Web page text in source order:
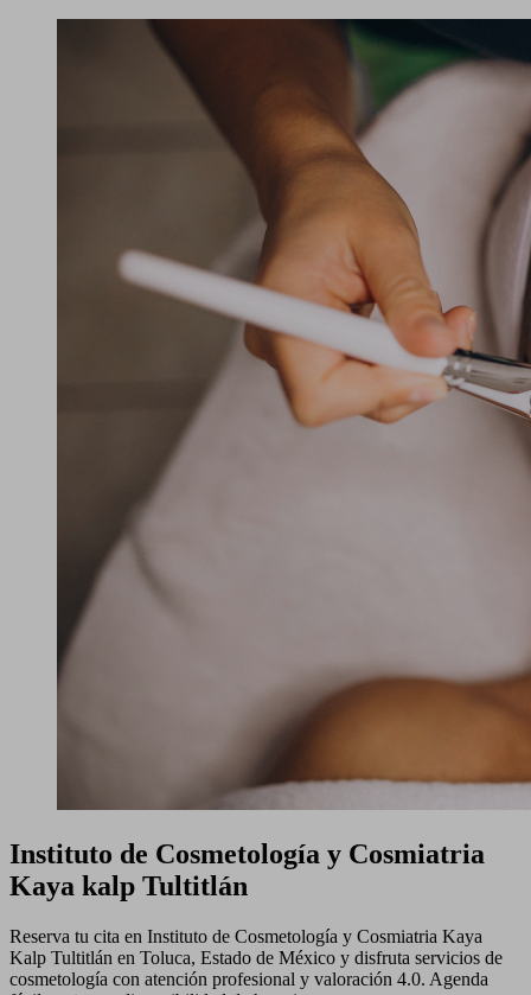
Instituto de Cosmetología y Cosmiatria
Kaya kalp Tultitlán
Reserva tu cita en Instituto de Cosmetología y Cosmiatria Kaya
Kalp Tultitlán en Toluca, Estado de México y disfruta servicios de
cosmetología con atención profesional y valoración 4.0. Agenda